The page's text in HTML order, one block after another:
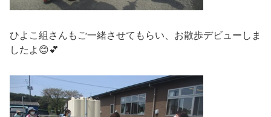
ひよこ組さんもご一緒させてもらい、お散歩デビューしま
したよ😊💕